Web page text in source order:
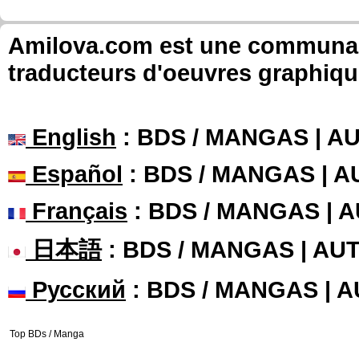
Amilova.com est une
traducteurs d'oeuvres
English : BDS / MANGAS |
Español : BDS / MANGAS |
Français : BDS / MANGAS |
日本語: BDS / MANGAS |
Русский : BDS / MANGAS |
Top BDs / Manga